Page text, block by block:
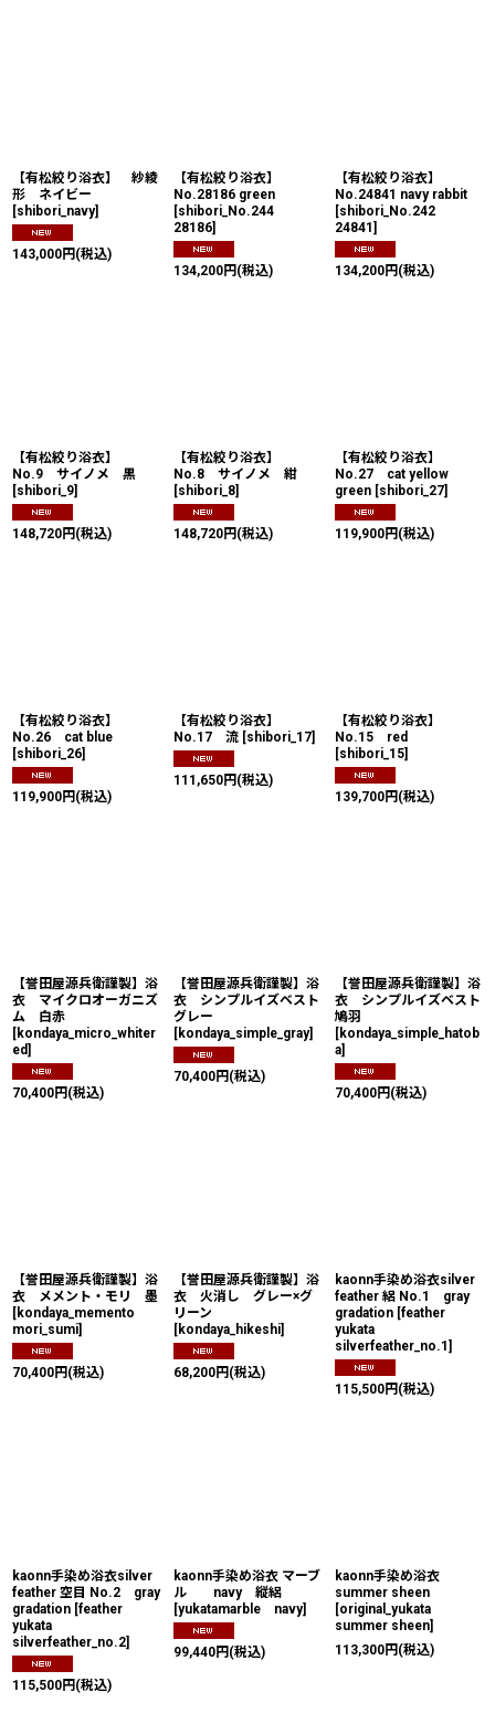
【有松絞り浴衣】 紗綾
形 ネイビー
[shibori_navy]
143,000円 (税込)
【有松絞り浴衣】
No.28186 green
[shibori_No.244
28186]
134,200円 (税込)
【有松絞り浴衣】
No.24841 navy rabbit
[shibori_No.242
24841]
134,200円 (税込)
【有松絞り浴衣】
No.9 サイノメ 黒
[shibori_9]
148,720円 (税込)
【有松絞り浴衣】
No.8 サイノメ 紺
[shibori_8]
148,720円 (税込)
【有松絞り浴衣】
No.27 cat yellow
green [shibori_27]
119,900円 (税込)
【有松絞り浴衣】
No.26 cat blue
[shibori_26]
119,900円 (税込)
【有松絞り浴衣】
No.17 流 [shibori_17]
111,650円 (税込)
【有松絞り浴衣】
No.15 red
[shibori_15]
139,700円 (税込)
【誉田屋源兵衛謹製】浴
衣 マイクロオーガニズ
ム 白赤
[kondaya_micro_whiter
ed]
70,400円 (税込)
【誉田屋源兵衛謹製】浴
衣 シンプルイズベスト
グレー
[kondaya_simple_gray]
70,400円 (税込)
【誉田屋源兵衛謹製】浴
衣 シンプルイズベスト
鳩羽
[kondaya_simple_hatob
a]
70,400円 (税込)
【誉田屋源兵衛謹製】浴
衣 メメント・モリ 墨
[kondaya_memento
mori_sumi]
70,400円 (税込)
【誉田屋源兵衛謹製】浴
衣 火消し グレー×グ
リーン
[kondaya_hikeshi]
68,200円 (税込)
kaonn手染め浴衣silver
feather 絽 No.1 gray
gradation [feather
yukata
silverfeather_no.1]
115,500円 (税込)
kaonn手染め浴衣silver
feather 空目 No.2 gray
gradation [feather
yukata
silverfeather_no.2]
115,500円 (税込)
kaonn手染め浴衣 マーブ
ル navy 縦絽
[yukatamarble navy]
99,440円 (税込)
kaonn手染め浴衣
summer sheen
[original_yukata
summer sheen]
113,300円 (税込)